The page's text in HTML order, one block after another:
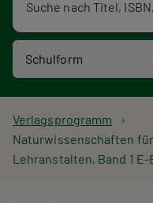
Schulform
P
f
Verlagsprogramm
Naturwissenschaften
Lehranstalten, Band 1 E-